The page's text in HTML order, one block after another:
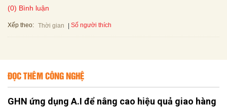
(0) Bình luận
Xếp theo: Thời gian Số người thích
ĐỌC THÊM CÔNG NGHỆ
GHN ứng dụng A.I để nâng cao hiệu quả giao hàng